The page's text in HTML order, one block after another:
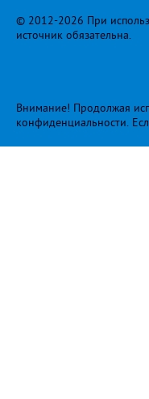
© 2012-2026 При
источник обязательна.
Внимание! Продолжая
конфиденциальности.